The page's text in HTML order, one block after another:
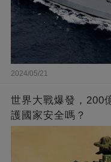
2024/05/21
世界大戰爆發，200
護國家安全嗎？